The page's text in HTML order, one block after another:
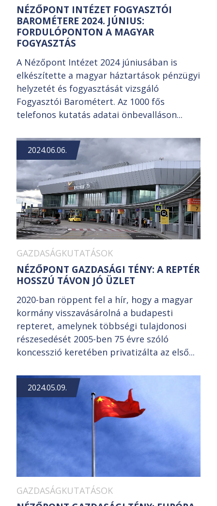
NÉZŐPONT INTÉZET FOGYASZTÓI
BAROMÉTERE 2024. JÚNIUS:
FORDULÓPONTON A MAGYAR
FOGYASZTÁS
A Nézőpont Intézet 2024 júniusában is
elkészítette a magyar háztartások pénzügyi
helyzetét és fogyasztását vizsgáló
Fogyasztói Barométert. Az 1000 fős
telefonos kutatás adatai önbevalláson...
2024.06.06.
GAZDASÁGKUTATÁSOK
NÉZŐPONT GAZDASÁGI TÉNY: A REPTÉR
HOSSZÚ TÁVON JÓ ÜZLET
2020-ban röppent fel a hír, hogy a magyar
kormány visszavásárolná a budapesti
repteret, amelynek többségi tulajdonosi
részesedését 2005-ben 75 évre szóló
koncesszió keretében privatizálta az első...
2024.05.09.
GAZDASÁGKUTATÁSOK